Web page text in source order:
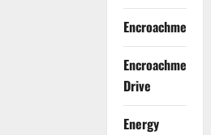
Encroachment
Encroachment
Drive
Energy